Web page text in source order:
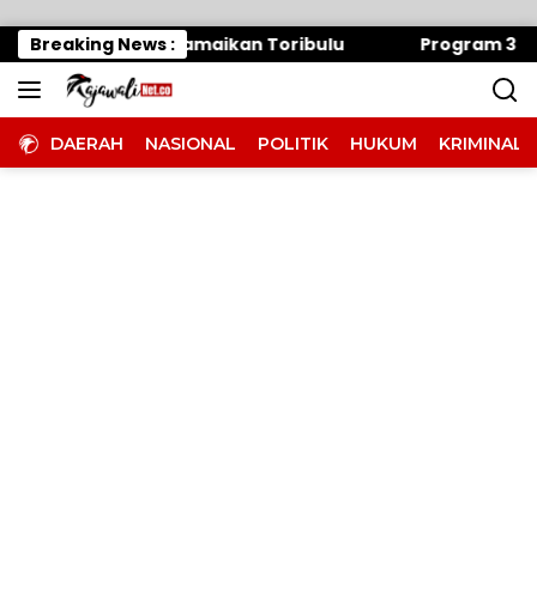
Breaking News :
Peserta Bakal Ramaikan Toribulu Program 3
DAERAH NASIONAL POLITIK HUKUM KRIMINAL